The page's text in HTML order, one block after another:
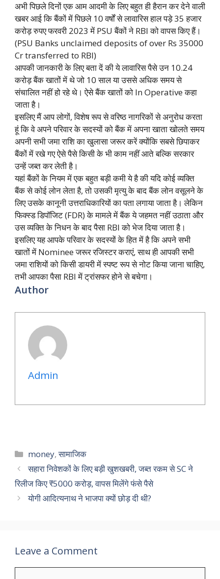
अभी पिछले दिनों एक आम आदमी के लिए बहुत ही हैरान कर देने वाली
खबर आई कि बैंकों में पिछले 10 वर्षों से लावारिस हाल पड़े 35 हजार
करोड़ रुपए फरवरी 2023 में PSU बैंकों ने RBI को वापस किए हैं।
(PSU Banks unclaimed deposits of over Rs 35000
Cr transferred to RBI)
आपकी जानकारी के लिए बता दें की ये लावारिस पैसे उन 10.24
करोड़ बैंक खातों में थे जो 10 साल या उससे अधिक समय से
संचालित नहीं हो रहे थे। ऐसे बैंक खातों को In Operative कहा
जाता है।
इसलिए मैं आप लोगों, विशेष रूप से वरिष्ठ नागरिकों से अनुरोध करता
हूं कि वे अपने परिवार के सदस्यों को बैंक में अपना खाता खोलते समय
अपनी सभी जमा राशि का खुलासा जरूर करें क्योंकि सबसे छिपाकर
बैंकों में रखे गए ऐसे पैसे किसी के भी काम नहीं आते बल्कि सरकार
उन्हें जब्त कर लेती है।
यहां बैंकों के नियम में एक बहुत बड़ी कमी ये है की यदि कोई व्यक्ति
बैंक से कोई लोन लेता है, तो उसकी मृत्यु के बाद बैंक लोन वसूलने के
लिए उसके कानूनी उत्तराधिकारियों का पता लगाया जाता है। लेकिन
फिक्स्ड डिपॉजिट (FDR) के मामले में बैंक ये जहमत नहीं उठाता और
उस व्यक्ति के निधन के बाद पैसा RBI को भेज दिया जाता है।
इसलिए यह आपके परिवार के सदस्यों के हित में है कि अपने सभी
खातों में Nominee जरूर रजिस्टर कराएं, साथ ही आपकी सभी
जमा राशियों को किसी डायरी में स्पष्ट रूप से नोट किया जाना चाहिए,
तभी आपका पैसा RBI में ट्रांसफर होने से बचेगा।
Author
Admin
Categories
money,सामाजिक
सहारा निवेशकों के लिए बड़ी खुशखबरी, जब्त रकम से SC ने
रिलीज किए ₹5000 करोड़, वापस मिलेंगे फंसे पैसे
योगी आदित्यनाथ ने भाजपा क्यों छोड़ दी थी?
Leave a Comment